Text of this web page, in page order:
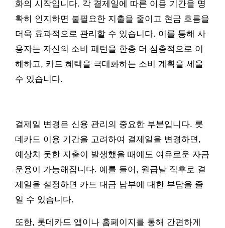
화의 시작입니다. 각 결제일에 따른 이용 기간을 명
확히 인지하면 불필요한 지출을 줄이고 현금 흐름을
더욱 효과적으로 관리할 수 있습니다. 이를 통해 사
용자는 자신의 소비 패턴을 한층 더 심층적으로 이
해하고, 카드 혜택을 극대화하는 소비 계획을 세울
수 있습니다.
결제일 변경은 신용 관리의 중요한 부분입니다. 롯
데카드 이용 기간을 고려하여 결제일을 변경하면,
예상치 못한 지출이 발생했을 때에도 여유로운 자금
운용이 가능해집니다. 예를 들어, 월급날 직후로 결
제일을 설정하면 카드 대금 납부에 대한 부담을 줄
일 수 있습니다.
또한, 롯데카드 앱이나 홈페이지를 통해 간편하게